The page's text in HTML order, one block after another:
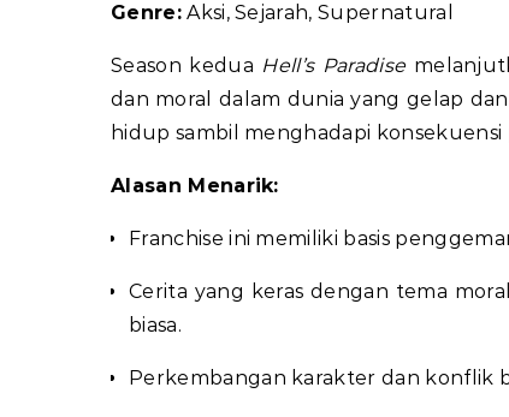
Genre:Aksi, Sejarah, Supernatural
Season kedua Hell’s Paradise
dan moral dalam dunia yang gelap
hidup sambil menghadapi konsekuensi
Alasan Menarik:
Franchise ini memiliki basis
Cerita yang keras dengan tema
biasa.
Perkembangan karakter dan konflik